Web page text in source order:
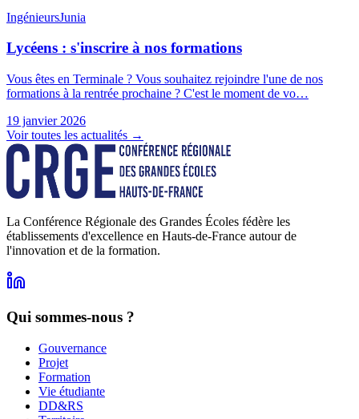
IngénieursJunia
Lycéens : s'inscrire à nos formations
Vous êtes en Terminale ? Vous souhaitez rejoindre l'une de nos
formations à la rentrée prochaine ? C'est le moment de vo…
19 janvier 2026
Voir toutes les actualités →
La Conférence Régionale des Grandes Écoles fédère les
établissements d'excellence en Hauts-de-France autour de
l'innovation et de la formation.
Qui sommes-nous ?
Gouvernance
Projet
Formation
Vie étudiante
DD&RS